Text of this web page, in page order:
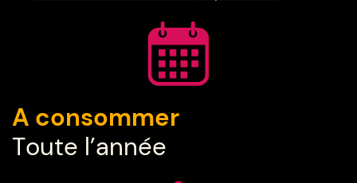
A consommer
Toute l’année